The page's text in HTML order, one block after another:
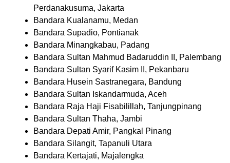
Perdanakusuma, Jakarta
Bandara Kualanamu, Medan
Bandara Supadio, Pontianak
Bandara Minangkabau, Padang
Bandara Sultan Mahmud Badaruddin II, Palembang
Bandara Sultan Syarif Kasim II, Pekanbaru
Bandara Husein Sastranegara, Bandung
Bandara Sultan Iskandarmuda, Aceh
Bandara Raja Haji Fisabilillah, Tanjungpinang
Bandara Sultan Thaha, Jambi
Bandara Depati Amir, Pangkal Pinang
Bandara Silangit, Tapanuli Utara
Bandara Kertajati, Majalengka